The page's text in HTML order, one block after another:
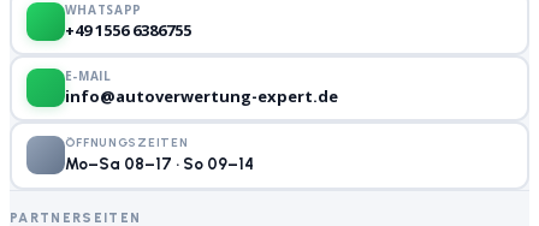
WHATSAPP
+49 1556 6386755
E-MAIL
info@autoverwertung-expert.de
ÖFFNUNGSZEITEN
Mo–Sa 08–17 · So 09–14
PARTNERSEITEN